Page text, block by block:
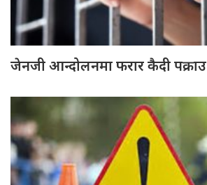
जेनजी आन्दोलनमा फरार कैदी पक्राउ